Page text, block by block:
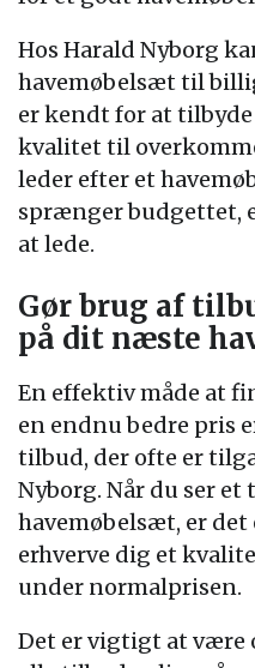
Hos Harald Nyborg
havemøbelsæt til
er kendt for at
kvalitet til
leder efter et
sprænger budgettet,
at lede.
Gør brug af
på dit næste
En effektiv måde at
en endnu bedre pris
tilbud, der ofte er
Nyborg. Når du ser et
havemøbelsæt, er det
erhverve dig et
under normalprisen.
Det er vigtigt at være